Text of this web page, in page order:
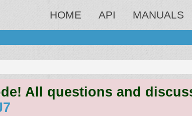
HOME API MANUALS
All questions and